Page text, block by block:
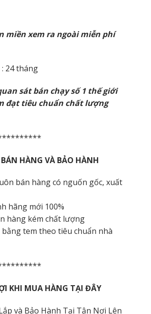
miền xem ra ngoài miễn phí
24 tháng
sát bán chạy số 1 thế giới
đạt tiêu chuẩn chất lượng
HÀNG VÀ BẢO HÀNH
bán hàng có nguốn gốc, xuất
hãng mới 100%
hàng kém chất lượng
bằng tem theo tiêu chuẩn nhà
KHI MUA HÀNG TẠI ĐÂY
và Bảo Hành Tại Tận Nơi Lên